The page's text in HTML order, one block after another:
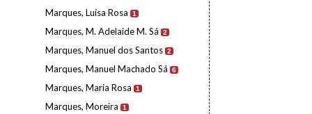
Marques, Luísa Rosa 1
Marques, M. Adelaide M. Sá 2
Marques, Manuel dos Santos 2
Marques, Manuel Machado Sá 6
Marques, Maria Rosa 1
Marques, Moreira 1